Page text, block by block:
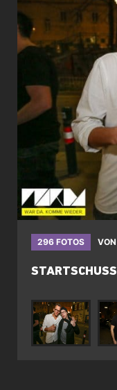
296 FOTOS VON
STARTSCHUSS